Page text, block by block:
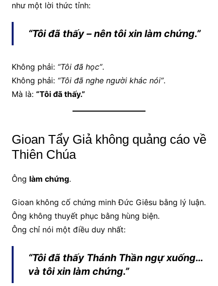
như một lời thức tỉnh:
“Tôi đã thấy – nên tôi xin làm chứng.”
Không phải: “Tôi đã học”.
Không phải: “Tôi đã nghe người khác nói”.
Mà là: “Tôi đã thấy.”
Gioan Tẩy Giả không quảng cáo về
Thiên Chúa
Ông làm chứng.
Gioan không cố chứng minh Đức Giêsu bằng lý luận.
Ông không thuyết phục bằng hùng biện.
Ông chỉ nói một điều duy nhất:
“Tôi đã thấy Thánh Thần ngự xuống…
và tôi xin làm chứng.”